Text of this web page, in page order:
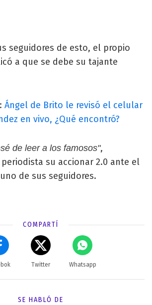
seguidores de esto, el propio
a que se debe su tajante
: Ángel de Brito le revisó el celular
en vivo, ¿Qué encontró?
de leer a los famosos",
su accionar 2.0 ante el
de sus seguidores.
COMPARTÍ
Twitter Whatsapp
SE HABLÓ DE